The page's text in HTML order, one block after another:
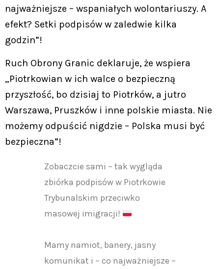
najważniejsze – wspaniałych wolontariuszy. A
efekt? Setki podpisów w zaledwie kilka
godzin”!
Ruch Obrony Granic deklaruje, że wspiera
„Piotrkowian w ich walce o bezpieczną
przyszłość, bo dzisiaj to Piotrków, a jutro
Warszawa, Pruszków i inne polskie miasta. Nie
możemy odpuścić nigdzie – Polska musi być
bezpieczna”!
Zobaczcie sami – tak wygląda
zbiórka podpisów w Piotrkowie
Trybunalskim przeciwko
masowej imigracji!
Mamy namiot, banery, jasny
komunikat i – co najważniejsze –